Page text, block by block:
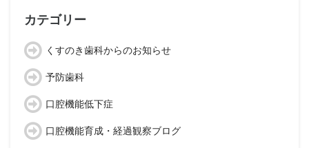
ブ
カテゴリー
くすのき歯科からのお知らせ
予防歯科
口腔機能低下症
口腔機能育成・経過観察ブログ